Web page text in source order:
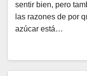
sentir bien, pero
las razones de por
azúcar está…